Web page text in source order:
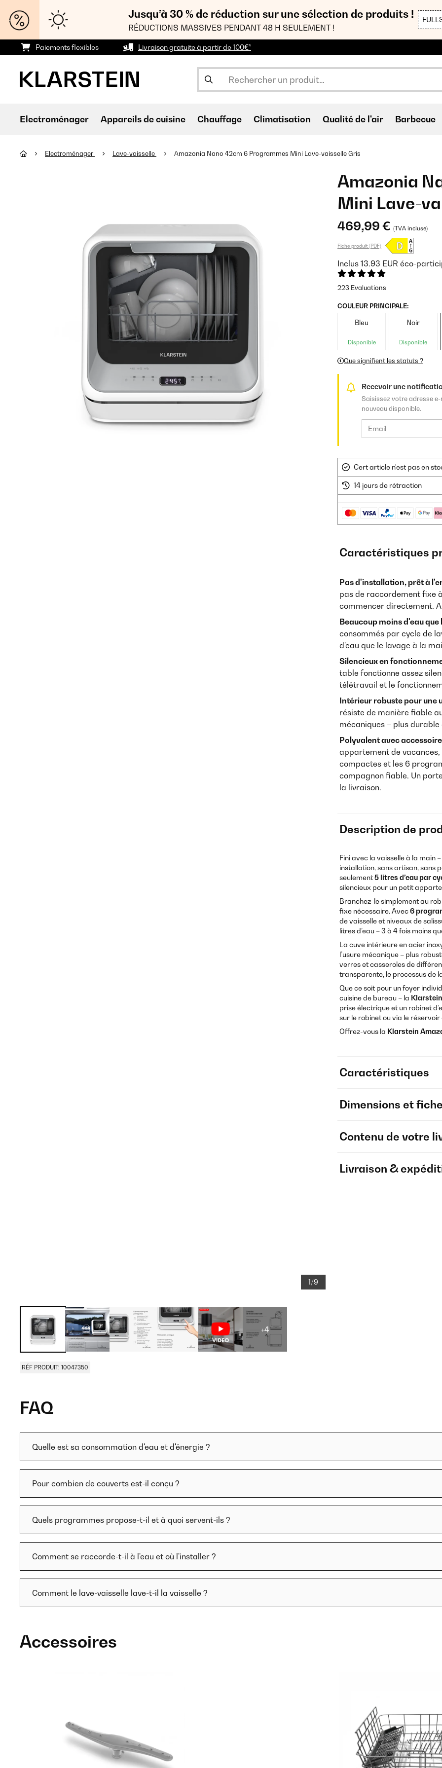
Jusqu’à 30 % de réduction sur une sélection de produits !
RÉDUCTIONS MASSIVES PENDANT 48 H SEULEMENT !
Paiements flexibles Livraison gratuite à partir de 100€*
Electroménager Appareils de cuisine Chauffage Climatisation Qualité de l'air Barbecue
Electroménager Lave-vaisselle Amazonia Nano 42cm 6 Programmes Mini Lave-vaisselle Gris
1/9
+4
RÉF PRODUIT: 10047350
Amazonia
Mini Lave-
469,99 € (TVA incluse)
Fiche produit (PDF)
Inclus 13.93 EUR éco-
223 Evaluations
COULEUR PRINCIPALE:
Bleu
Disponible
Noir
Disponible
Que signifient les statuts ?
Recevoir une
Saisissez votre adresse
nouveau disponible.
Cert article n'est pas en
14 jours de rétraction
Caractéristiques
Pas d'installation, prêt à
pas de raccordement fixe
commencer directement.
Beaucoup moins d'eau
consommés par cycle de
d'eau que le lavage à la
Silencieux en
table fonctionne assez
télétravail et le
Intérieur robuste pour une
résiste de manière fiable
mécaniques – plus
Polyvalent avec
appartement de
compactes et les 6
compagnon fiable. Un
la livraison.
Description de
Fini avec la vaisselle à la main –
installation, sans artisan, sans
seulement5 litres d’eau par
silencieux pour un petit
Branchez-le simplement au
fixe nécessaire. Avec6
de vaisselle et niveaux de
litres d’eau – 3 à 4 fois moins
La cuve intérieure en acier
l’usure mécanique – plus
verres et casseroles de
transparente, le processus de
Que ce soit pour un foyer
cuisine de bureau – la
prise électrique et un robinet
sur le robinet ou via le réservoir
Offrez-vous la Klarstein
Caractéristiques
Dimensions et
Contenu de votre
Livraison &
FAQ
Quelle est sa consommation d'eau et d'énergie ?
Pour combien de couverts est-il conçu ?
Quels programmes propose-t-il et à quoi servent-ils ?
Comment se raccorde-t-il à l'eau et où l'installer ?
Comment le lave-vaisselle lave-t-il la vaisselle ?
Accessoires